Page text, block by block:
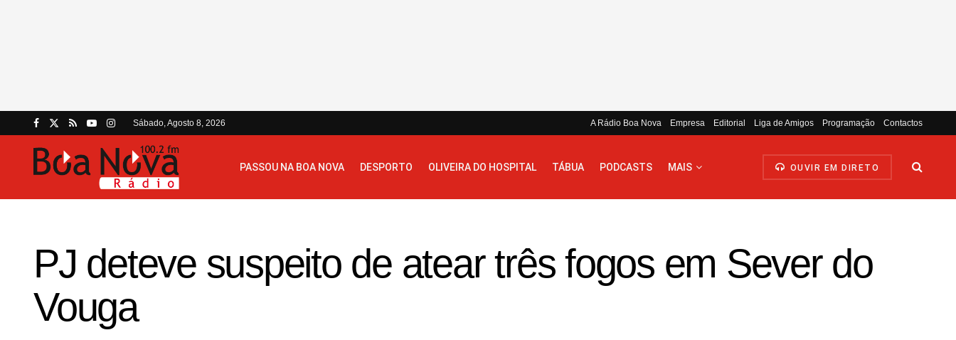
Sábado, Agosto 8, 2026 A Rádio Boa Nova Empresa Editorial Liga de Amigos Programação Contactos
PASSOU NA BOA NOVA DESPORTO OLIVEIRA DO HOSPITAL TÁBUA PODCASTS MAIS OUVIR EM DIRETO
PJ deteve suspeito de atear três fogos em Sever do
Vouga